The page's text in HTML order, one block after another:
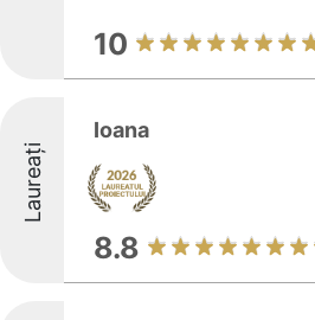
10
Laureați
Ioana
8.8